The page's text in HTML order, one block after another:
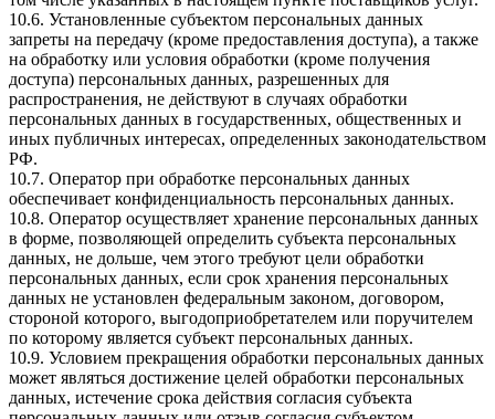
10.6. Установленные субъектом персональных данных
запреты на передачу (кроме предоставления доступа), а также
на обработку или условия обработки (кроме получения
доступа) персональных данных, разрешенных для
распространения, не действуют в случаях обработки
персональных данных в государственных, общественных и
иных публичных интересах, определенных законодательством
РФ.
10.7. Оператор при обработке персональных данных
обеспечивает конфиденциальность персональных данных.
10.8. Оператор осуществляет хранение персональных данных
в форме, позволяющей определить субъекта персональных
данных, не дольше, чем этого требуют цели обработки
персональных данных, если срок хранения персональных
данных не установлен федеральным законом, договором,
стороной которого, выгодоприобретателем или поручителем
по которому является субъект персональных данных.
10.9. Условием прекращения обработки персональных данных
может являться достижение целей обработки персональных
данных, истечение срока действия согласия субъекта